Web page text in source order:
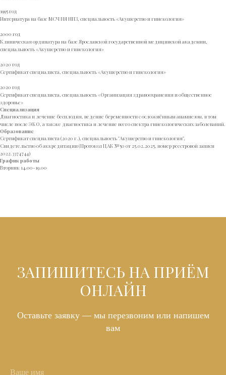
1995 год
Интернатура на базе МСЧ НЯ НПЗ, специальность «Акушерство и гинекология»
2000 год
Клиническая ординатура на базе Ярославской государственной медицинской академии,
специальность «Акушерство и гинекология»
2020 год
Сертификат специалиста, специальность «Акушерство и гинекология»
2020 год
Сертификат специалиста, специальность «Организация здравоохранения и общественное
здоровье»
Специализация
Диагностика и лечение бесплодия, ведение беременности с осложнённым анамнезом, в том
числе после ЭКО, а также диагностика и лечение всего спектра гинекологических заболеваний.
Образование
Сертификат специалиста (2020 г.), специальность "Акушерство и гинекология",
Свидетельство об аккредитации (Протокол ЦАК №50 от 25.02.2025, номер реестровой записи
2022.3374744)
График работы
Вторник 14.00-19.00
ЗАПИШИТЕСЬ НА ПРИЁМ
ОНЛАЙН
Оставьте заявку — мы перезвоним или напишем
вам